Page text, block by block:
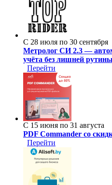
С 28 июля по 30 сентября
Метролог СИ 2.3 —
учёта без лишней рутины
Перейти
С 15 июня по 31 августа
PDF Commander со
Перейти